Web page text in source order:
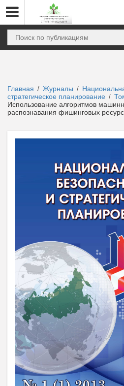
Главная / Журналы /
стратегическое планирование /
Использование алгоритмов
распознавания фишинговых